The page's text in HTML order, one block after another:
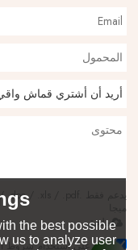
ميجا
ملحق
توافق على استخدام شروط
the best possible
us to analyze user